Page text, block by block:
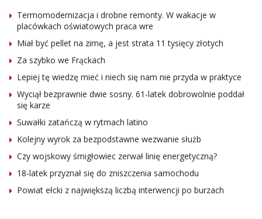
Termomodernizacja i drobne remonty. W wakacje w
placówkach oświatowych praca wre
Miał być pellet na zimę, a jest strata 11 tysięcy złotych
Za szybko we Frąckach
Lepiej tę wiedzę mieć i niech się nam nie przyda w praktyce
Wyciął bezprawnie dwie sosny. 61-latek dobrowolnie poddał
się karze
Suwałki zatańczą w rytmach latino
Kolejny wyrok za bezpodstawne wezwanie służb
Czy wojskowy śmigłowiec zerwał linię energetyczną?
18-latek przyznał się do zniszczenia samochodu
Powiat ełcki z największą liczbą interwencji po burzach